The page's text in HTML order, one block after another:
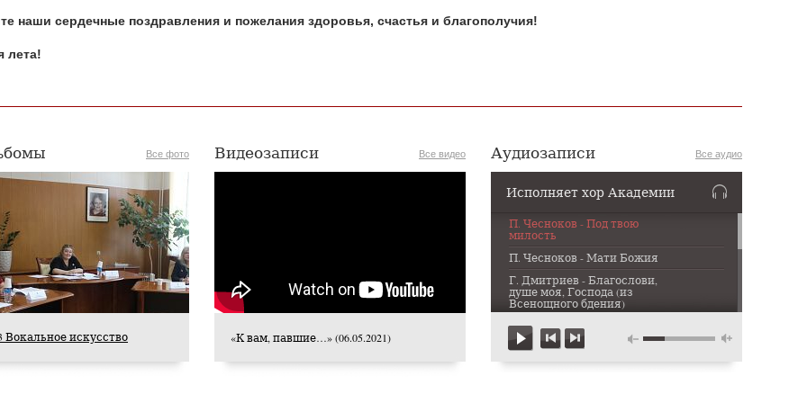
наши сердечные поздравления и пожелания здоровья, счастья и благополучия!
лета!
Все фото Видеозаписи Все видео Аудиозаписи Все аудио
Вокальное искусство «К вам, павшие…» (06.05.2021)
Исполняет хор Академии
П. Чесноков - Под твою
милость
П. Чесноков - Мати Божия
Г. Дмитриев - Благослови,
душе моя, Господа (из
Всенощного бдения)
Г. Дмитриев - Казнь (из
Старорусских сказаний)